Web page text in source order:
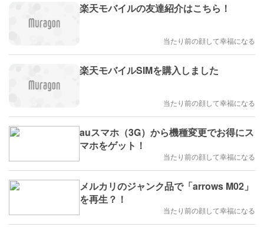
楽天モバイルの友達紹介はこちら！
当たり前の顔して幸福になる
楽天モバイルSIMを購入しました
当たり前の顔して幸福になる
auスマホ（3G）から機種変更でお得にス
マホをゲット！
当たり前の顔して幸福になる
メルカリのジャンク品で「arrows M02」
を再生？！
当たり前の顔して幸福になる